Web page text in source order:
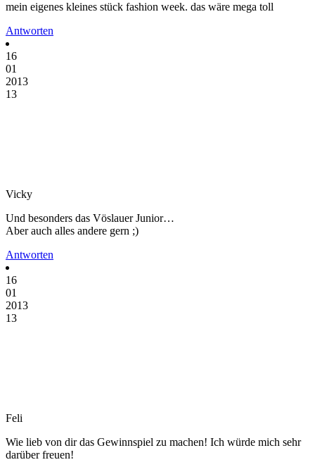
mein eigenes kleines stück fashion week. das wäre mega toll
Antworten
16
01
2013
13
Vicky
Und besonders das Vöslauer Junior…
Aber auch alles andere gern ;)
Antworten
16
01
2013
13
Feli
Wie lieb von dir das Gewinnspiel zu machen! Ich würde mich sehr
darüber freuen!